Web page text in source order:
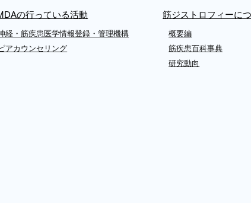
の行っている活動
経・筋疾患医学情報登録・管理機構
アカウンセリング
筋ジストロフィーに
概要編
筋疾患百科事典
研究動向